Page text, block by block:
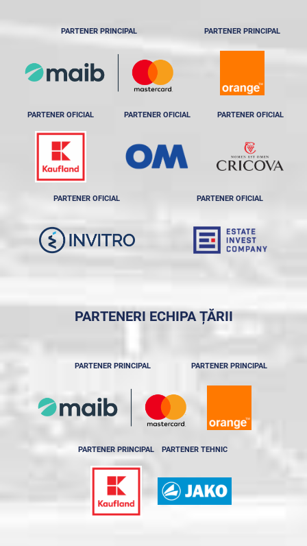
PARTENER PRINCIPAL PARTENER PRINCIPAL
PARTENER OFICIAL PARTENER OFICIAL PARTENER OFICIAL
PARTENER OFICIAL PARTENER OFICIAL
PARTENERI ECHIPA ȚĂRII
PARTENER PRINCIPAL PARTENER PRINCIPAL
PARTENER PRINCIPAL PARTENER TEHNIC